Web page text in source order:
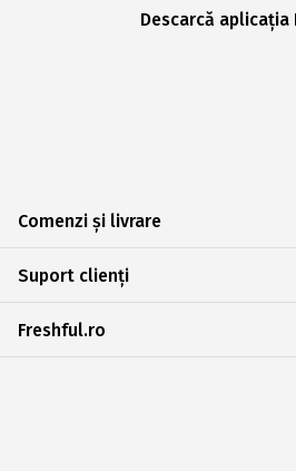
Descarcă aplicația
Comenzi și livrare
Suport clienți
Freshful.ro